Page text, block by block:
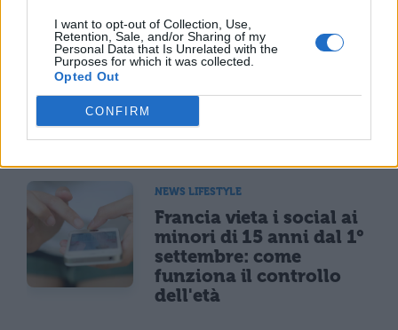
I want to opt-out of Collection, Use,
Retention, Sale, and/or Sharing of my
Personal Data that Is Unrelated with the
Purposes for which it was collected.
Opted Out
CONFIRM
arriveranno gradualmente.
NEWS LIFESTYLE
Francia vieta i social ai
minori di 15 anni dal 1°
settembre: come
funziona il controllo
dell'età